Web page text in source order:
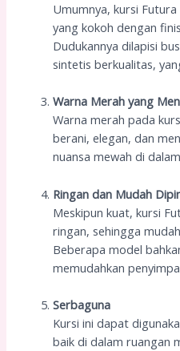
Umumnya, kursi
yang kokoh dengan
Dudukannya dilapisi
sintetis berkualitas,
Warna Merah yang
Warna merah pada
berani, elegan, dan
nuansa mewah di
Ringan dan Mudah
Meskipun kuat, kursi
ringan, sehingga
Beberapa model
memudahkan
Serbaguna
Kursi ini dapat
baik di dalam ruangan